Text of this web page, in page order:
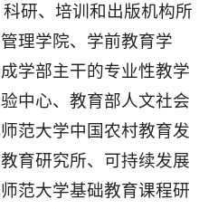
研、培训和出版机构所
理学院、学前教育学
学部主干的专业性教学
中心、教育部人文社会
范大学中国农村教育发
育研究所、可持续发展
范大学基础教育课程研